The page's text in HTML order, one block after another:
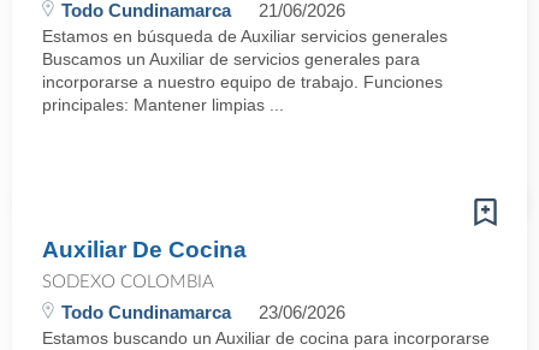
Todo Cundinamarca 21/06/2026
Estamos en búsqueda de Auxiliar servicios generales
Buscamos un Auxiliar de servicios generales para
incorporarse a nuestro equipo de trabajo. Funciones
principales: Mantener limpias ...
Auxiliar De Cocina
SODEXO COLOMBIA
Todo Cundinamarca 23/06/2026
Estamos buscando un Auxiliar de cocina para incorporarse